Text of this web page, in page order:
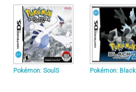
Pokémon: SoulS Pokémon: Black